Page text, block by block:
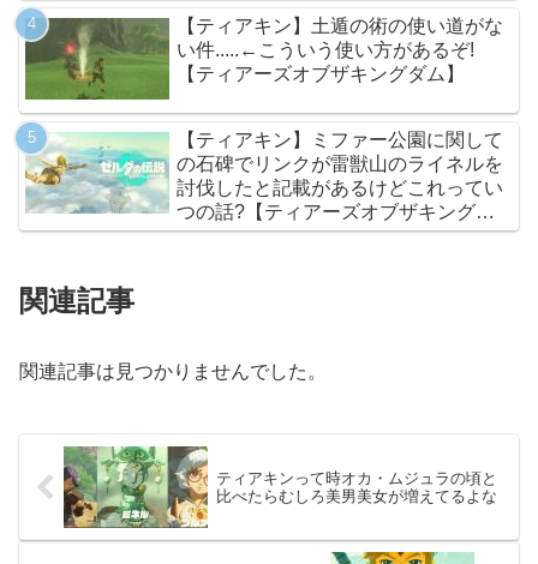
【ティアキン】土遁の術の使い道がな
い件.....←こういう使い方があるぞ!
【ティアーズオブザキングダム】
【ティアキン】ミファー公園に関して
の石碑でリンクが雷獣山のライネルを
討伐したと記載があるけどこれってい
つの話?【ティアーズオブザキングダ
ム】
関連記事
関連記事は見つかりませんでした。
ティアキンって時オカ・ムジュラの頃と
比べたらむしろ美男美女が増えてるよな